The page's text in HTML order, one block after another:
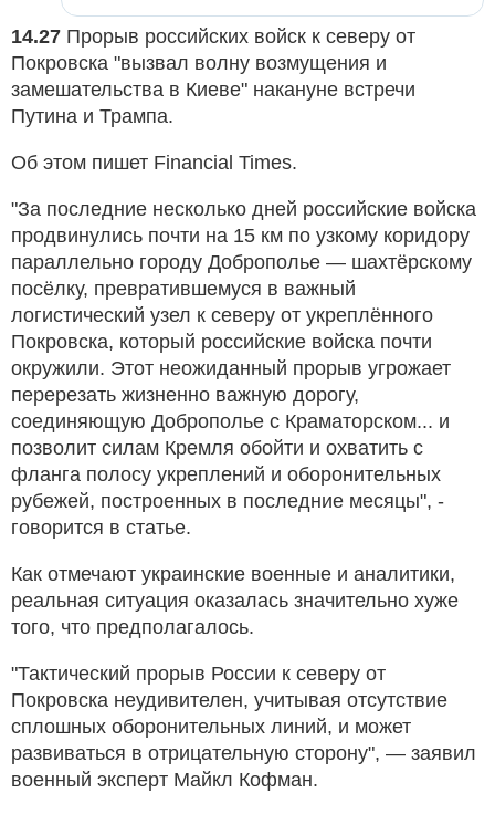
14.27 Прорыв российских войск к северу от
Покровска "вызвал волну возмущения и
замешательства в Киеве" накануне встречи
Путина и Трампа.
Об этом пишет Financial Times.
"За последние несколько дней российские войска
продвинулись почти на 15 км по узкому коридору
параллельно городу Доброполье — шахтёрскому
посёлку, превратившемуся в важный
логистический узел к северу от укреплённого
Покровска, который российские войска почти
окружили. Этот неожиданный прорыв угрожает
перерезать жизненно важную дорогу,
соединяющую Доброполье с Краматорском... и
позволит силам Кремля обойти и охватить с
фланга полосу укреплений и оборонительных
рубежей, построенных в последние месяцы", -
говорится в статье.
Как отмечают украинские военные и аналитики,
реальная ситуация оказалась значительно хуже
того, что предполагалось.
"Тактический прорыв России к северу от
Покровска неудивителен, учитывая отсутствие
сплошных оборонительных линий, и может
развиваться в отрицательную сторону", — заявил
военный эксперт Майкл Кофман.